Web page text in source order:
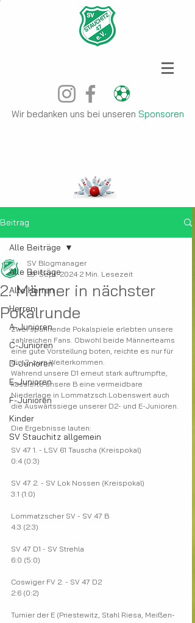
Wir bedanken uns bei unseren Sponsoren
Beitrag
Alle Beiträge
Alte Herren
Herren
A-Junioren
C-Junioren
D-Junioren
E-Junioren
F-Junioren
Kinder
SV Stauchitz allgemein
Alle Beiträge
2. Männer in nächster
Pokalrunde
SV Blogmanager
29. Sept. 2024 2 Min. Lesezeit
Zwei spannende Pokalspiele erlebten unsere
zahlreichen Fans. Obwohl beide Männerteams
eine gute Vorstellung boten, reichte es nur für
die 2. zum Weiterkommen.
Während unsere D1 erneut stark auftrumpfte,
kassierte unsere B eine vermeidbare
Niederlage in Lommatzsch.Lobenswert auch
die Auswärtssiege unserer D2- und E-Junioren.
Die Ergebnisse lauten:
SV 47 1. - LSV 61 Tauscha (Kreispokal)
0:4 (0:3)
SV 47 2. - SV Lok Nossen (Kreispokal)
3:1 (1:0)
Lommatzscher SV - SV 47 B
4:3 (2:3)
SV 47 D1 - SV Strehla
6:0 (5:0)
Coswiger FV 2. - SV 47 D2
2:6 (0:2)
Turnier der E (Priestewitz, Stahl Riesa, Meißen-